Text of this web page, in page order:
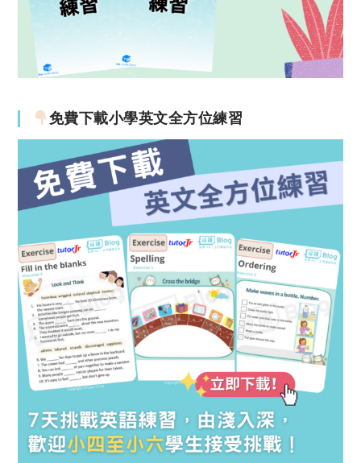
免費下載小學英文全方位練習